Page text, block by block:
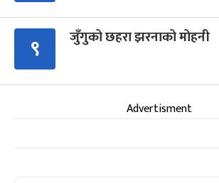
९ जुँगुको छहरा झरनाको मोहनी
Advertisment